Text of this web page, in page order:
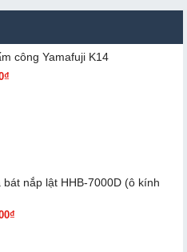
cô​ng Yamafuji K14
bát nắp lật HHB-7000D (ô kính